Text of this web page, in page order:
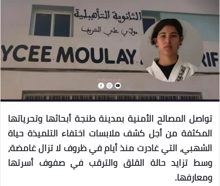
تواصل المصالح الأمنية بمدينة طنجة أبحاثها وتحرياتها
المكثفة من أجل كشف ملابسات اختفاء التلميذة حياة
الشهبي، التي غادرت منذ أيام في ظروف لا تزال غامضة،
وسط تزايد حالة القلق والترقب في صفوف أسرتها
ومعارفها.